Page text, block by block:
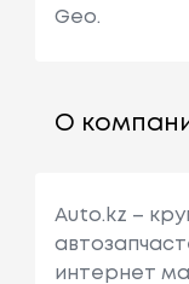
Geo.
О
Auto.kz –
интернет